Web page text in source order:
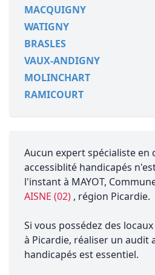
MACQUIGNY
WATIGNY
BRASLES
VAUX-ANDIGNY
MOLINCHART
RAMICOURT
Aucun expert spécialiste en
accessiblité handicapés
l'instant à MAYOT,
AISNE (02) , région Picardie.
Si vous possédez des
à Picardie, réaliser un audit
handicapés est essentiel.